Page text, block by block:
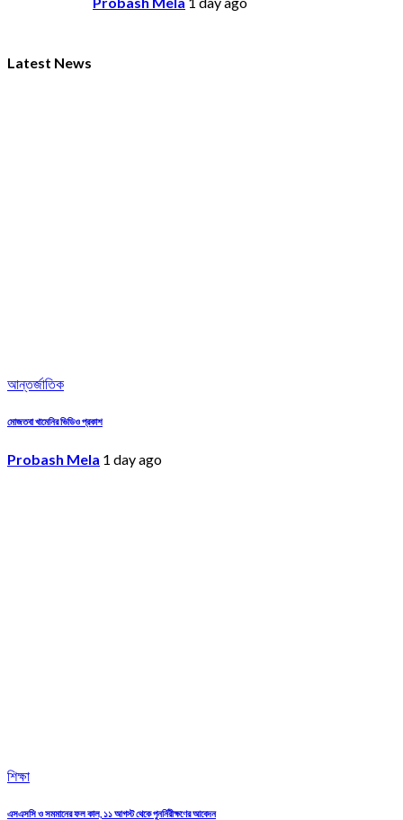
Latest News
আন্তর্জাতিক
মোজতবা খামেনির ভিডিও প্রকাশ
Probash Mela 1 day ago
শিক্ষা
এসএসসি ও সমমানের ফল কাল, ১১ আগস্ট থেকে পুনর্নিরীক্ষণের আবেদন